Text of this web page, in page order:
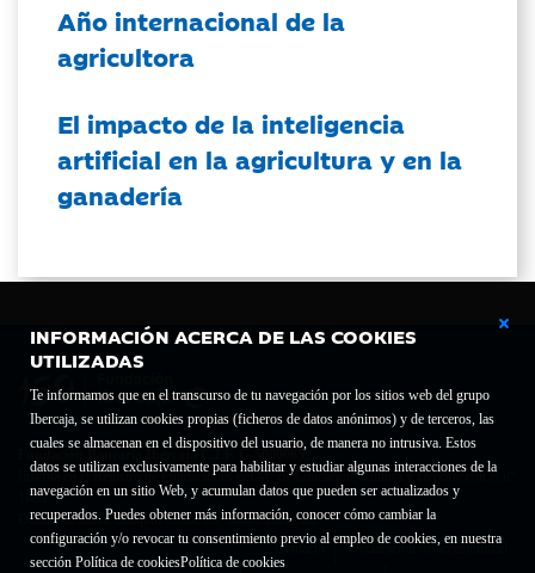
INFORMACIÓN ACERCA DE LAS COOKIES
UTILIZADAS
Te informamos que en el transcurso de tu navegación por los sitios web del grupo
Ibercaja, se utilizan cookies propias (ficheros de datos anónimos) y de terceros, las
cuales se almacenan en el dispositivo del usuario, de manera no intrusiva. Estos
datos se utilizan exclusivamente para habilitar y estudiar algunas interacciones de la
navegación en un sitio Web, y acumulan datos que pueden ser actualizados y
recuperados. Puedes obtener más información, conocer cómo cambiar la
configuración y/o revocar tu consentimiento previo al empleo de cookies, en nuestra
sección Política de cookiesPolítica de cookies
Año internacional de la
agricultora
El impacto de la inteligencia
artificial en la agricultura y en la
ganadería
Fundación Bancaria Ibercaja C.I.F. G-50000652.
Inscrita en el Registro de Fundaciones del Mº de Educación, Cultura y Deporte con el nº
1689.
Domicilio social: Joaquín Costa, 13. 50001 Zaragoza.
Contacto
Declaración de accesibilidad